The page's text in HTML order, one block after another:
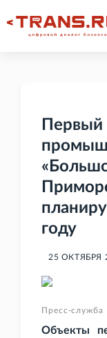
Первый
году
25 ОКТЯБРЯ
Пресс-служба
Объекты